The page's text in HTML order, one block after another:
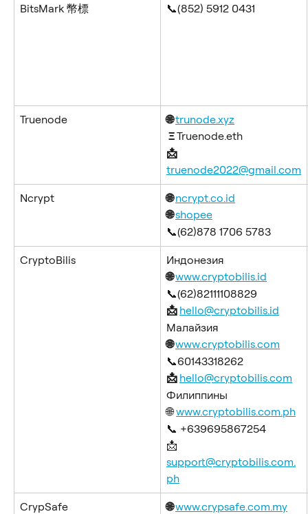
BitsMark 幣標 📞(852) 5912 0431
Truenode 🌐 trunode.xyz
Ξ Truenode.eth
📩
truenode2022@gmail.com
Ncrypt 🌐 ncrypt.co.id
🌐 shopee
📞(62)878 1706 5783
CryptoBilis
Индонезия
🌐 www.cryptobilis.id
📞(62)82111108829
📩 hello@cryptobilis.id
Малайзия
🌐 www.cryptobilis.com
📞60143318262
📩 hello@cryptobilis.com
Филиппины
🌐 www.cryptobilis.com.ph
📞 +639695867254
📩
support@cryptobilis.com.
ph
CrypSafe 🌐 www.crypsafe.com.my